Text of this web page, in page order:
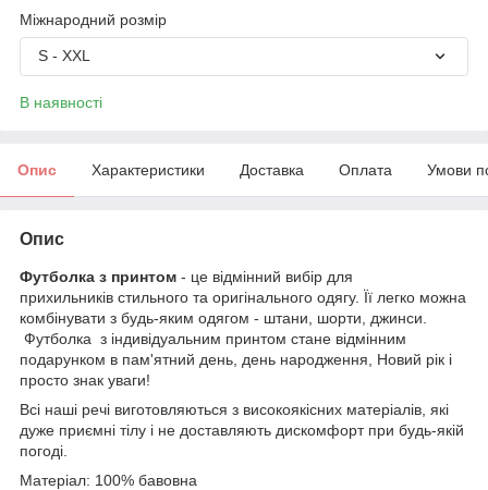
Міжнародний розмір
S - XXL
В наявності
Опис Характеристики Доставка Оплата Умови
Опис
Футболка з принтом - це відмінний вибір для
прихильників стильного та оригінального одягу. Її легко можна
комбінувати з будь-яким одягом - штани, шорти, джинси.
Футболка з індивідуальним принтом стане відмінним
подарунком в пам'ятний день, день народження, Новий рік і
просто знак уваги!
Всі наші речі виготовляються з високоякісних матеріалів, які
дуже приємні тілу і не доставляють дискомфорт при будь-якій
погоді.
Матеріал: 100% бавовна